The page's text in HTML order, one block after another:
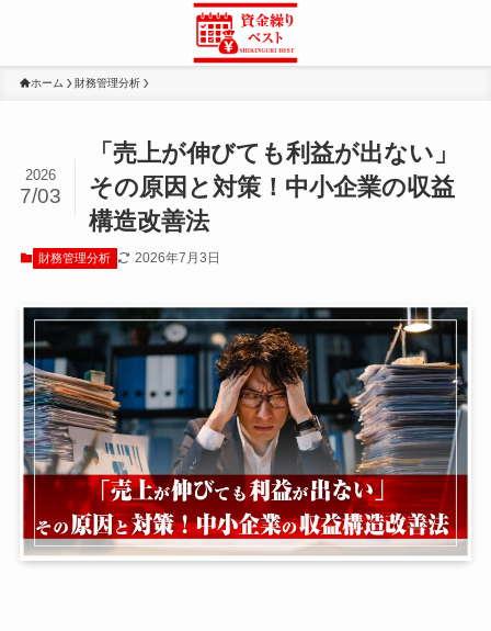
ホーム 財務管理分析
「売上が伸びても利益が出ない」
その原因と対策！中小企業の収益
構造改善法
2026
7/03
財務管理分析 2026年7月3日